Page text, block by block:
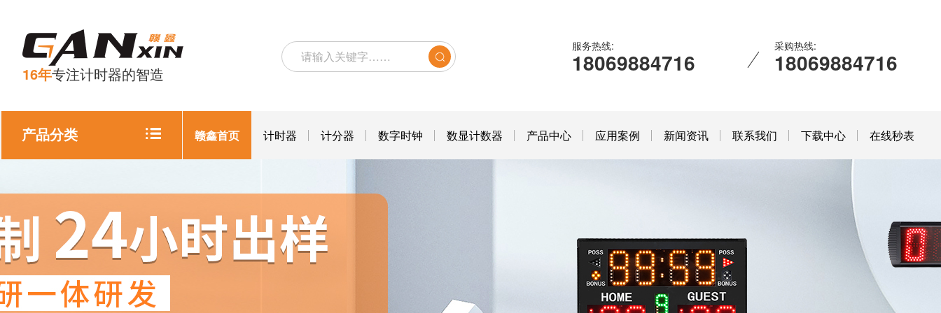
16年专注计时器的智造
服务热线:
18069884716
采购热线:
18069884716
产品分类 赣鑫首页 计时器 计分器 数字时钟 数显计数器 产品中心 应用案例 新闻资讯 联系我们 下载中心 在线秒表